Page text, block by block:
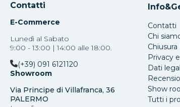
Contatti
E-Commerce
Lunedì al Sabato
9:00 - 13:00 | 14:00 alle 18:00.
(+39) 091 6121120
Showroom
Via Principe di Villafranca, 36
PALERMO
Contatti
Chi
Chiusura
Privacy
Dati
Show
Tutti i